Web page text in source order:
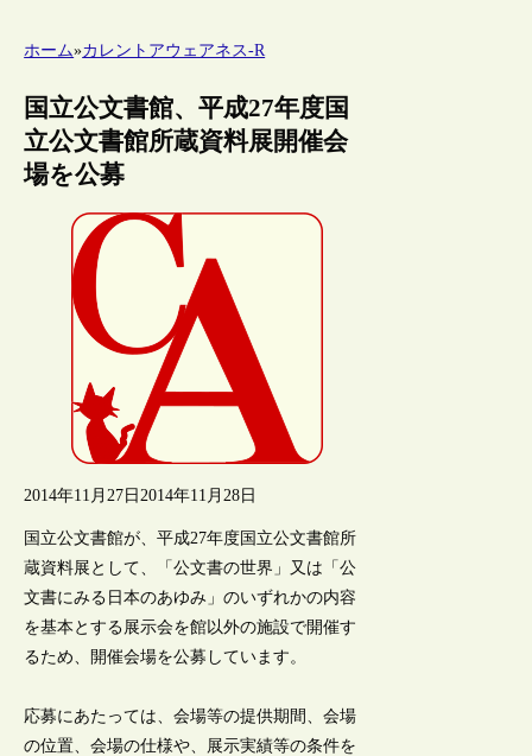
ホーム»カレントアウェアネス-R
国立公文書館、平成27年度国
立公文書館所蔵資料展開催会
場を公募
2014年11月27日 2014年11月28日
国立公文書館が、平成27年度国立公文書館所
蔵資料展として、「公文書の世界」又は「公
文書にみる日本のあゆみ」のいずれかの内容
を基本とする展示会を館以外の施設で開催す
るため、開催会場を公募しています。
応募にあたっては、会場等の提供期間、会場
の位置、会場の仕様や、展示実績等の条件を